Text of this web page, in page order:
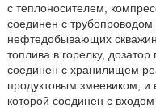
с теплоносителем,
соединен с трубопроводом
нефтедобывающих
топлива в горелку,
соединен с хранилищем
продуктовым змеевиком, и
которой соединен с